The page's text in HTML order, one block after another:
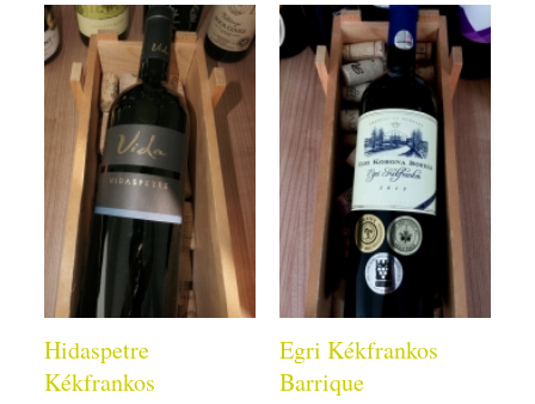
Hidaspetre
Kékfrankos
Egri Kékfrankos
Barrique